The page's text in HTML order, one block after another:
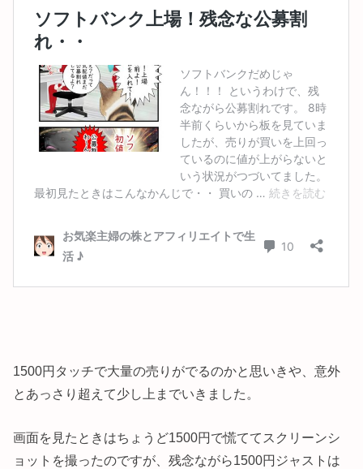
1500円タッチで大量の売りがでるのかと思いきや、意外
とあっさり超えて少し上までいきました。
画面を見たときはちょうど1500円で慌ててスクリーンシ
ョットを撮ったのですが、残念ながら1500円ジャストは